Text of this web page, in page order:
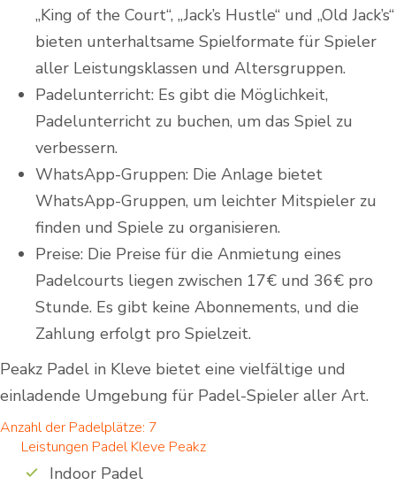
„King of the Court“, „Jack’s Hustle“ und „Old Jack’s“
bieten unterhaltsame Spielformate für Spieler
aller Leistungsklassen und Altersgruppen.
Padelunterricht: Es gibt die Möglichkeit,
Padelunterricht zu buchen, um das Spiel zu
verbessern.
WhatsApp-Gruppen: Die Anlage bietet
WhatsApp-Gruppen, um leichter Mitspieler zu
finden und Spiele zu organisieren.
Preise: Die Preise für die Anmietung eines
Padelcourts liegen zwischen 17€ und 36€ pro
Stunde. Es gibt keine Abonnements, und die
Zahlung erfolgt pro Spielzeit.
Peakz Padel in Kleve bietet eine vielfältige und
einladende Umgebung für Padel-Spieler aller Art.
Anzahl der Padelplätze: 7
Leistungen Padel Kleve Peakz
Indoor Padel